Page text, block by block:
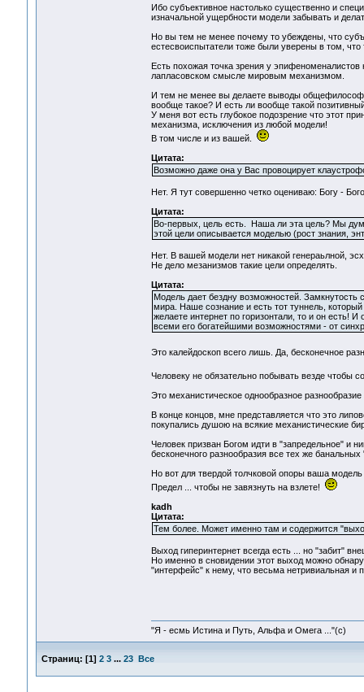
Ибо субъективное настолько существенно и
изначальной ущербности модели забывать и
Но вы тем не менее почему то убеждены, что
естесвоиспытатели тоже были уверены в том,
Есть похожая точка зрения у
лапласовском смысле мировым механизмом.
И тем не менее вы делаете выводы
вообще такое? И есть ли вообще такой
У меня вот есть глубокое подозрение что этот
механизма, исключения из любой модели!
В том числе и из вашей.
Цитата:
Возможно даже она у Вас провоцирует
Нет. Я тут совершенно четко оцениваю: Богу -
Цитата:
Во-первых, цель есть. Наша ли эта цель? Мы
этой цели описывается моделью (рост знания,
Нет. В вашей модели нет никакой генераьлной,
Не дело мезанизмов такие цели определять.
Цитата:
Модель дает бездну возможностей. Замкнутость
мира. Наше сознание и есть тот туннель,
желаете интернет по горизонтали, то и он есть!
всеми его богатейшими возможностями - от
Это калейдоскоп всего лишь. Да, бесконечное
Человеку не обязательно побывать везде чтобы
Это механистическое однообразное
В конце концов, мне представляется что это
покупались душою на всякие механистические
Человек призван Богом идти в "запредельное" и
бесконечного разнообразия все тех же
Но вот для твердой толчковой опоры ваша
Предел ... чтобы не завязнуть на взлете!
kadh
Цитата:
Тем более. Может именно там и содержится
Выход гиперинтернет всегда есть ... но "забит"
Но именно в сновидении этот выход можно
"интерфейс" к нему, что весьма нетривиальная и
"Я - есмь Истина и Путь, Альфа и Омега ..."(с)
Страниц: [1] 2 3 ... 23 Все